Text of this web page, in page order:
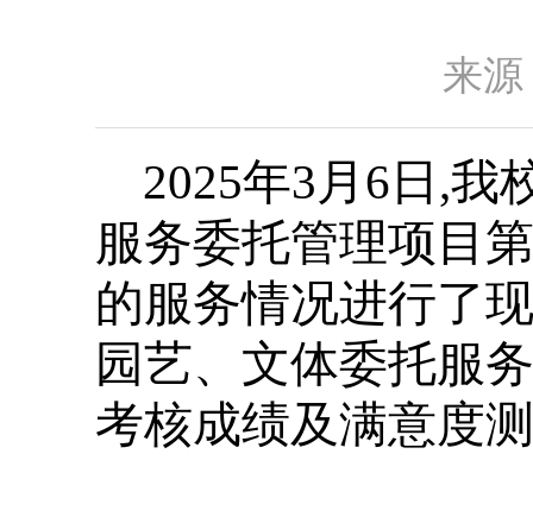
来
2025年3月6日,我
服务委托管理项目
的服务情况进行了
园艺、文体委托服
考核成绩及满意度